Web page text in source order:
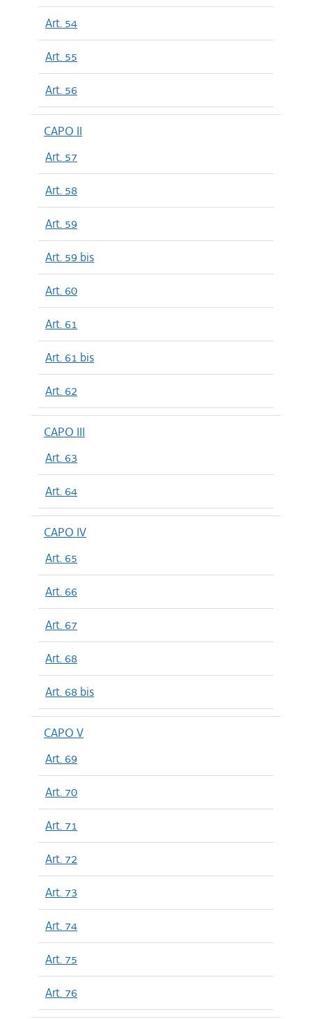
Art. 54
Art. 55
Art. 56
CAPO II
Art. 57
Art. 58
Art. 59
Art. 59 bis
Art. 60
Art. 61
Art. 61 bis
Art. 62
CAPO III
Art. 63
Art. 64
CAPO IV
Art. 65
Art. 66
Art. 67
Art. 68
Art. 68 bis
CAPO V
Art. 69
Art. 70
Art. 71
Art. 72
Art. 73
Art. 74
Art. 75
Art. 76